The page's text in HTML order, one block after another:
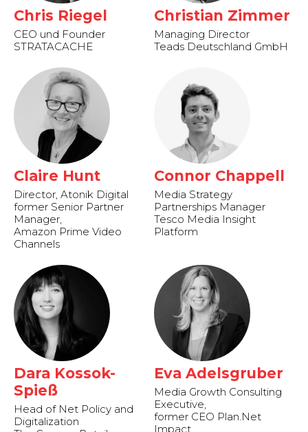
Chris Riegel
CEO und Founder
STRATACACHE
Christian Zimmer
Managing Director
Teads Deutschland GmbH
Claire Hunt
Director, Atonik Digital
former Senior Partner
Manager,
Amazon Prime Video
Channels
Connor Chappell
Media Strategy
Partnerships Manager
Tesco Media Insight
Platform
Dara Kossok-
Spieß
Head of Net Policy and
Digitalization
Eva Adelsgruber
Media Growth Consulting
Executive,
former CEO Plan.Net
Impact